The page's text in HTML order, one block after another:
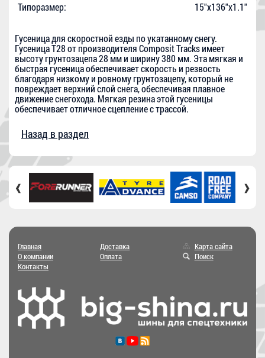
Типоразмер:
15"x136"x1.1"
Гусеница для скоростной езды по укатанному снегу.
Гусеница T28 от производителя Composit Tracks имеет
высоту грунтозацепа 28 мм и ширину 380 мм. Эта мягкая и
быстрая гусеница обеспечивает скорость и резвость
благодаря низкому и ровному грунтозацепу, который не
повреждает верхний слой снега, обеспечивая плавное
движение снегохода. Мягкая резина этой гусеницы
обеспечивает отличное сцепление с трассой.
Назад в раздел
‹ ›
Главная
О компании
Контакты
Доставка
Оплата
Карта сайта
Поиск